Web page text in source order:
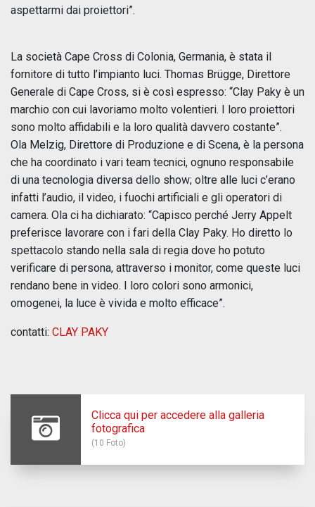
aspettarmi dai proiettori”.
La società Cape Cross di Colonia, Germania, è stata il
fornitore di tutto l’impianto luci. Thomas Brügge, Direttore
Generale di Cape Cross, si è così espresso: “Clay Paky è un
marchio con cui lavoriamo molto volentieri. I loro proiettori
sono molto affidabili e la loro qualità davvero costante”.
Ola Melzig, Direttore di Produzione e di Scena, è la persona
che ha coordinato i vari team tecnici, ognuno responsabile
di una tecnologia diversa dello show; oltre alle luci c’erano
infatti l’audio, il video, i fuochi artificiali e gli operatori di
camera. Ola ci ha dichiarato: “Capisco perché Jerry Appelt
preferisce lavorare con i fari della Clay Paky. Ho diretto lo
spettacolo stando nella sala di regia dove ho potuto
verificare di persona, attraverso i monitor, come queste luci
rendano bene in video. I loro colori sono armonici,
omogenei, la luce è vivida e molto efficace”.
contatti: CLAY PAKY
Clicca qui per accedere alla galleria
fotografica
(10 Foto)